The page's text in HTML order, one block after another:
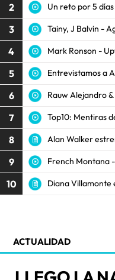
2 Un reto por 5 días
3 Tainy, J Balvin -
4 Mark Ronson -
5 Entrevistamos a
6 Rauw Alejandro
7 Top10: Mentiras
8 Alan Walker
9 French Montana
10 Diana Villamonte
ACTUALIDAD